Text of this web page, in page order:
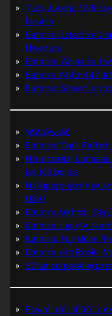
Tuzy Jokera: 13
klaunie
Batman Detective
Uwertura
Batman: Wojna
Batman #445-447,
Batman: Śmierć w
Wątpliwość
Batman: Dark
Nie prześpij
jak lód bonus
Najlepsze komiksy
USA)
Batman Arkham:
Batman i ukryty
Batman: Full Moon
Batman and Robin:
30 lat od polskiej
Powrót do lat 60. z